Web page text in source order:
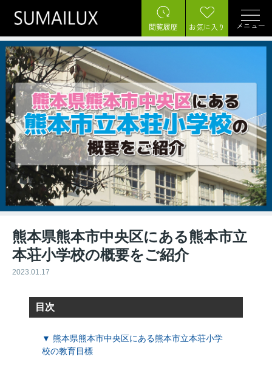
閲覧履歴 お気に入り メニュー
熊本県熊本市中央区にある熊本市立
本荘小学校の概要をご紹介
2023.01.17
目次
▼ 熊本県熊本市中央区にある熊本市立本荘小学
校の教育目標